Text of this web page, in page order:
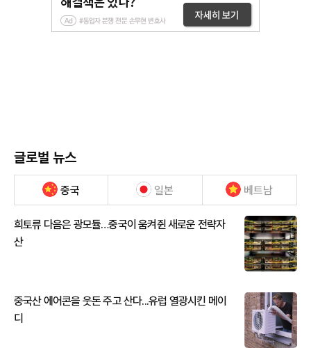
글로벌 뉴스
중국 일본 베트남
희토류 다음은 광모듈…중국이 움켜쥔 새로운 전략자
산
중국산 에어콘을 웃돈 주고 산다...유럽 열광시킨 메이
디